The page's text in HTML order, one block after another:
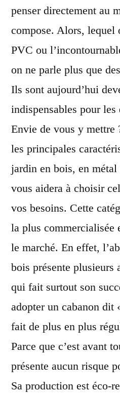
penser directement au
compose. Alors, lequel
PVC ou
on ne parle plus que
Ils sont aujourd’hui
indispensables pour les
Envie de vous y mettre
les principales
jardin en bois, en
vous aidera à choisir
vos besoins. Cette
la plus commercialisée
le marché. En effet,
bois présente plusieurs
qui fait surtout son
adopter un cabanon dit
fait de plus en plus
Parce que c’est avant
présente aucun risque
Sa production est éco-